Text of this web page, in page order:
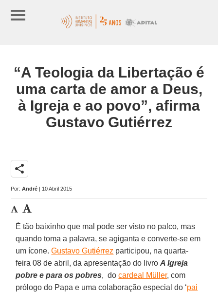
“A Teologia da Libertação é
uma carta de amor a Deus,
à Igreja e ao povo”, afirma
Gustavo Gutiérrez
share
Por:André | 10 Abril 2015
É tão baixinho que mal pode ser visto no palco, mas
quando toma a palavra, se agiganta e converte-se em
um ícone.Gustavo Gutiérrez participou, na quarta-
feira 08 de abril, da apresentação do livroA Igreja
pobre e para os pobres, docardeal Müller, com
prólogo do Papa e uma colaboração especial do ‘pai